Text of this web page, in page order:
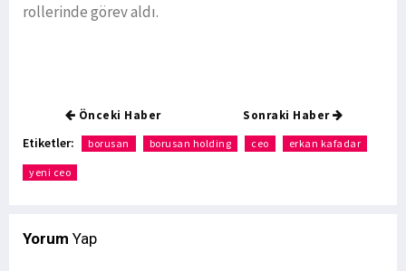
rollerinde görev aldı.
Önceki Haber Sonraki Haber
Etiketler: borusan borusan holding ceo erkan kafadar
yeni ceo
Yorum Yap